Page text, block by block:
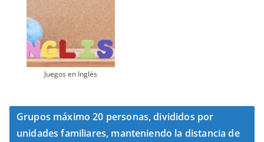
Juegos en Inglés
Grupos máximo 20 personas, divididos por
unidades familiares, manteniendo la distancia de